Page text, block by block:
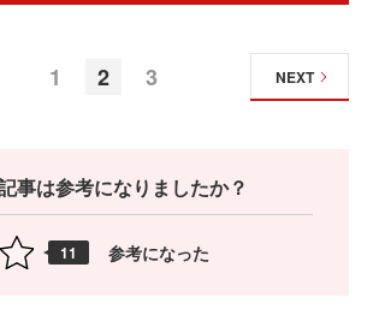
1 2 3 NEXT
事は参考になりましたか？
11 参考になった